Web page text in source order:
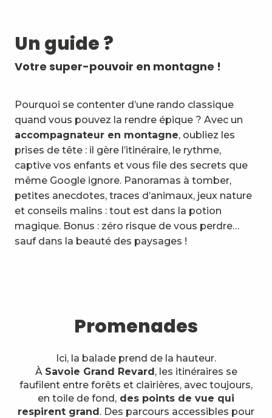
Un guide ?
Votre super-pouvoir en montagne !
Pourquoi se contenter d’une rando classique
quand vous pouvez la rendre épique ? Avec un
accompagnateur en montagne, oubliez les
prises de tête : il gère l’itinéraire, le rythme,
captive vos enfants et vous file des secrets que
même Google ignore. Panoramas à tomber,
petites anecdotes, traces d’animaux, jeux nature
et conseils malins : tout est dans la potion
magique. Bonus : zéro risque de vous perdre…
sauf dans la beauté des paysages !
Accompagnateurs en
Promenades
Ici, la balade prend de la hauteur.
À Savoie Grand Revard, les itinéraires se
faufilent entre forêts et clairières, avec toujours,
en toile de fond, des points de vue qui
respirent grand. Des parcours accessibles pour